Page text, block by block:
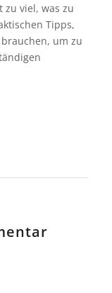
zu viel, was zu
Tipps,
um zu